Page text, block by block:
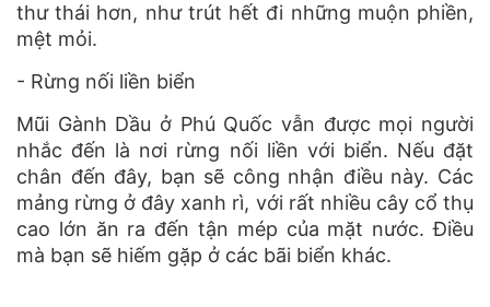
thư thái hơn, như trút hết đi những muộn phiền,
mệt mỏi.
- Rừng nối liền biển
Mũi Gành Dầu ở Phú Quốc vẫn được mọi người
nhắc đến là nơi rừng nối liền với biển. Nếu đặt
chân đến đây, bạn sẽ công nhận điều này. Các
mảng rừng ở đây xanh rì, với rất nhiều cây cổ thụ
cao lớn ăn ra đến tận mép của mặt nước. Điều
mà bạn sẽ hiếm gặp ở các bãi biển khác.